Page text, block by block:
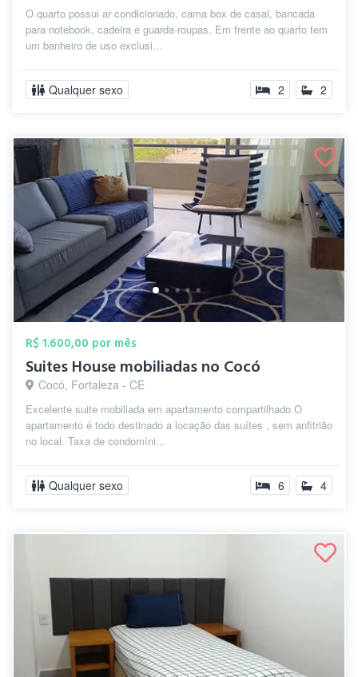
O quarto possui ar condicionado, cama box de casal, bancada
para notebook, cadeira e guarda-roupas. Em frente ao quarto tem
um banheiro de uso exclusi...
Qualquer sexo 2 2
R$ 1.600,00 por mês
Suites House mobiliadas no Cocó
Cocó, Fortaleza - CE
Excelente suite mobiliada em apartamento compartilhado O
apartamento é todo destinado a locação das suítes , sem anfitrião
no local. Taxa de condomíni...
Qualquer sexo 6 4